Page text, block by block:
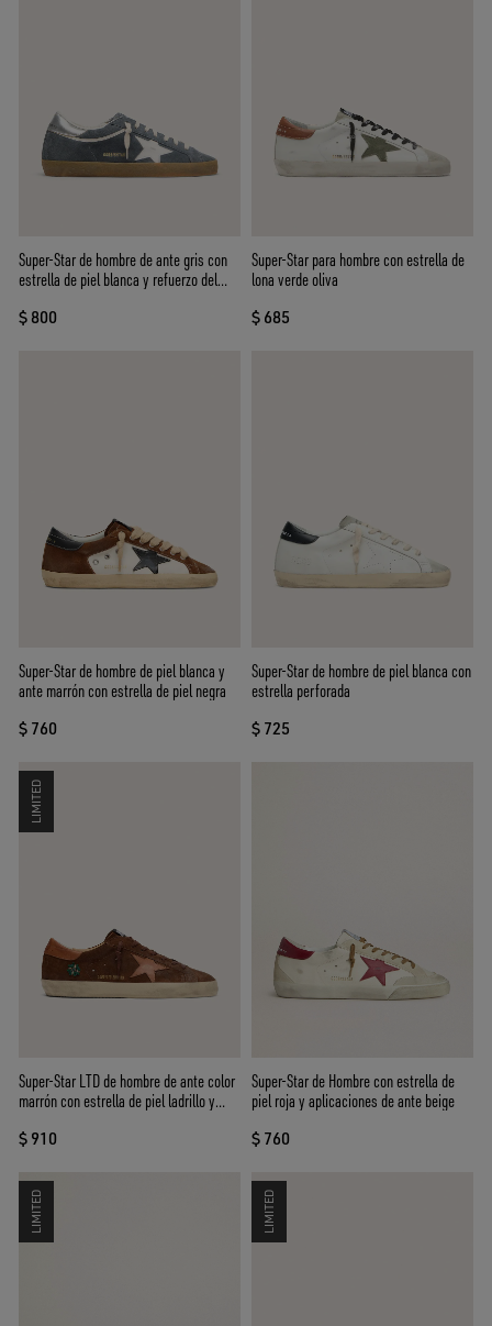
Super-Star de hombre de ante gris con
estrella de piel blanca y refuerzo del
$ 800
Super-Star para hombre con estrella de
lona verde oliva
$ 685
Super-Star de hombre de piel blanca y
ante marrón con estrella de piel negra
$ 760
Super-Star de hombre de piel blanca con
estrella perforada
$ 725
LIMITED
Super-Star LTD de hombre de ante color
marrón con estrella de piel ladrillo y
$ 910
Super-Star de Hombre con estrella de
piel roja y aplicaciones de ante beige
$ 760
LIMITED LIMITED